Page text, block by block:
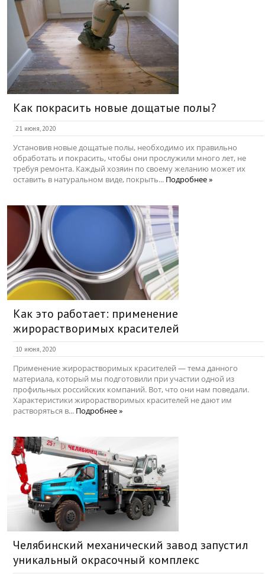
Как покрасить новые дощатые полы?
21 июня, 2020
Установив новые дощатые полы, необходимо их правильно
обработать и покрасить, чтобы они прослужили много лет, не
требуя ремонта. Каждый хозяин по своему желанию может их
оставить в натуральном виде, покрыть... Подробнее »
Как это работает: применение
жирорастворимых красителей
10 июня, 2020
Применение жирорастворимых красителей — тема данного
материала, который мы подготовили при участии одной из
профильных российских компаний. Вот, что они нам поведали.
Характеристики жирорастворимых красителей не дают им
растворяться в... Подробнее »
Челябинский механический завод запустил
уникальный окрасочный комплекс